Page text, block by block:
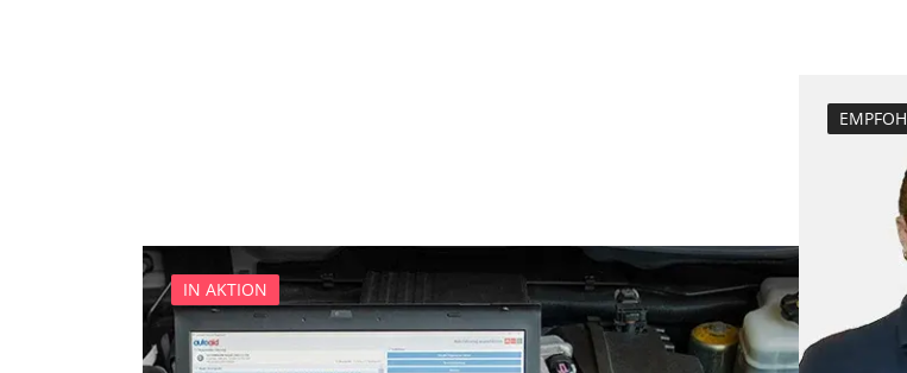
Medienplayer
Motorsteuerung (EMS)
Navigationssystem
Sensorelektronik
IN AKTION